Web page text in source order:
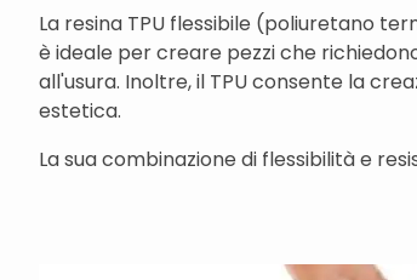
La resina TPU flessibile (poliuretano
è ideale per creare pezzi che
all'usura. Inoltre, il TPU consente la
estetica.
La sua combinazione di flessibilità e